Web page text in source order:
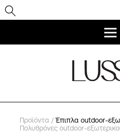
Προϊόντα /Έπιπλα outdoor-
Πολυθρόνες outdoor-